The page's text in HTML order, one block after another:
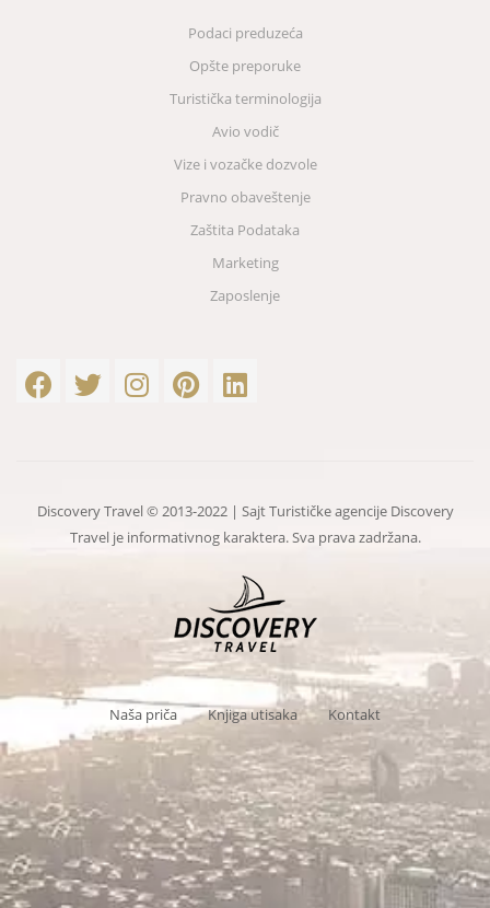
Podaci preduzeća
Opšte preporuke
Turistička terminologija
Avio vodič
Vize i vozačke dozvole
Pravno obaveštenje
Zaštita Podataka
Marketing
Zaposlenje
Discovery Travel © 2013-2022 | Sajt Turističke agencije Discovery
Travel je informativnog karaktera. Sva prava zadržana.
Naša priča Knjiga utisaka Kontakt